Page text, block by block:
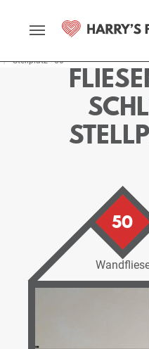
Stellplatz - 50
50